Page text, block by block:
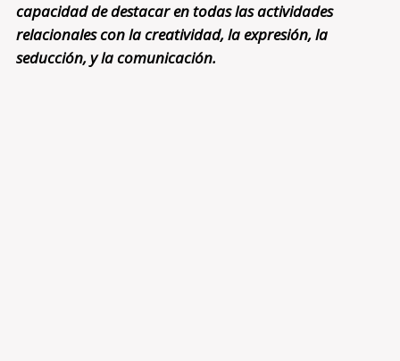
capacidad de destacar en todas las actividades
relacionales con la creatividad, la expresión, la
seducción, y la comunicación.